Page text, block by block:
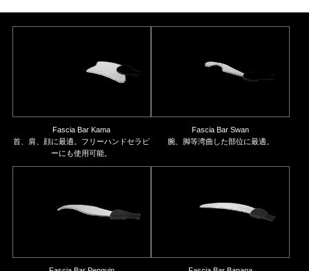
Fascia Bar Kama
首、肩、顔に最適。フリーハンドセラピ
ーにも使用可能。
Fascia Bar Swan
腕、脚等湾曲した部位に最適。